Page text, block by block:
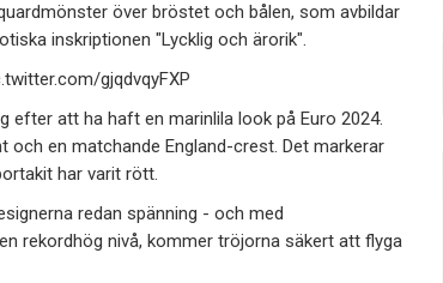
över bröstet och bålen, som avbildar
inskriptionen "Lycklig och ärorik".
gjqdvqyFXP
efter att ha haft en marinlila look på Euro 2024.
och en matchande England-crest. Det markerar
har varit rött.
redan spänning - och med
rekordhög nivå, kommer tröjorna säkert att flyga